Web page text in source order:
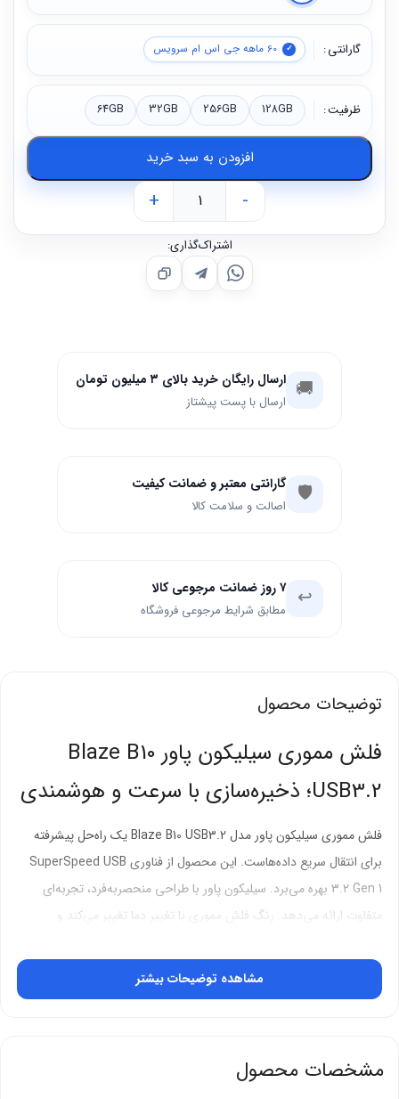
گارانتی 60 ماهه جی اس ام سرویس
ظرفیت 128GB
256GB
32GB
64GB
-
+
افزودن به سبد خرید
اشتراک‌گذاری:
🚚 ارسال رایگان خرید بالای ۳ میلیون تومان
ارسال با پست پیشتاز
🛡️ گارانتی معتبر و ضمانت کیفیت
اصالت و سلامت کالا
↩️ ۷ روز ضمانت مرجوعی کالا
مطابق شرایط مرجوعی فروشگاه
توضیحات محصول
فلش مموری سیلیکون پاور Blaze B10
USB3.2؛ ذخیره‌سازی با سرعت و هوشمندی
فلش مموری سیلیکون پاور مدل Blaze B10 USB3.2 یک راه‌حل پیشرفته
برای انتقال سریع داده‌هاست. این محصول از فناوری SuperSpeed USB
3.2 Gen 1 بهره می‌برد. سیلیکون پاور با طراحی منحصربه‌فرد، تجربه‌ای
متفاوت ارائه می‌دهد. رنگ فلش مموری با تغییر دما تغییر می‌کند و
عادی مناسب است.
فلش مموری Blaze B10 با جوهر حساس به حرارت طراحی شده است.
دمای کاری بالاتر از 31 درجه، رنگ را از آبی ترکیه‌ای به قرمز تغییر می‌دهد.
مشاهده توضیحات بیشتر
مشخصات محصول